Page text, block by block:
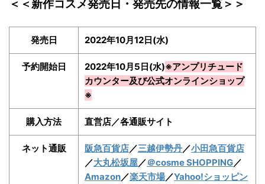
＜＜新作コスメ発売日・発売先の情報一覧＞＞
発売日 2022年10月12日(水)
予約開始日 2022年10月5日(水)※アンプリチュード
カウンター及び公式オンラインショップ
※
購入方法 直営店／各通販サイト
ネット通販 阪急百貨店／三越伊勢丹／小田急百貨店
／大丸松坂屋／＠cosme SHOPPING／
Amazon／楽天市場／Yahoo!ショッピン